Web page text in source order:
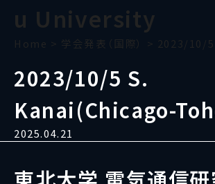
u University
Home > 学会発表（国際） > 2023/10/5 S.
2023/10/5 S.
Kanai(Chicago-
2025.04.21
東北大学 電気通信